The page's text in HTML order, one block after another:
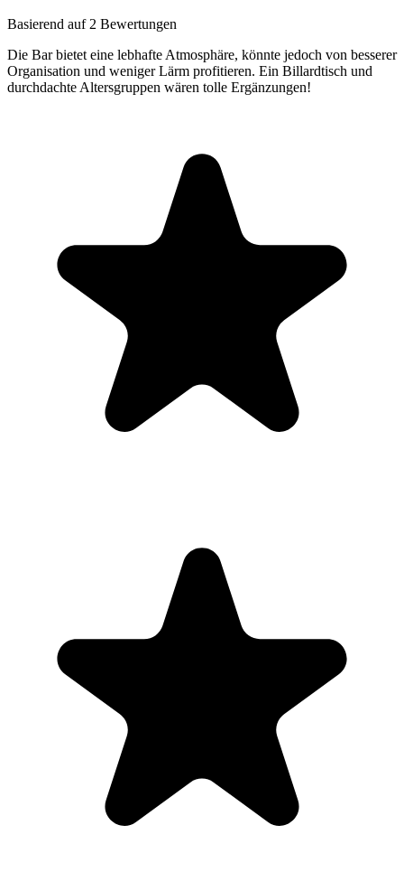
Basierend auf 2 Bewertungen
Die Bar bietet eine lebhafte Atmosphäre, könnte jedoch von besserer
Organisation und weniger Lärm profitieren. Ein Billardtisch und
durchdachte Altersgruppen wären tolle Ergänzungen!